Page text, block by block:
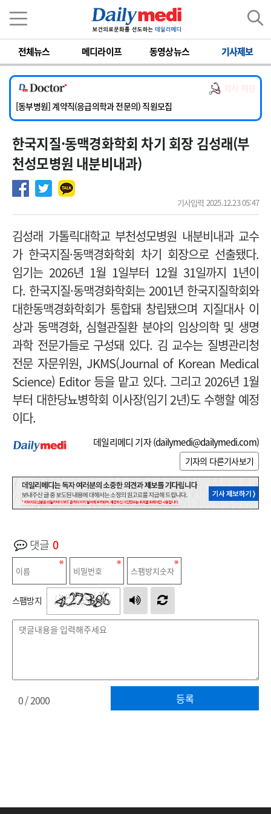
전체뉴스 메디라이프 동영상뉴스 기사제보
[서울아산병원] 2026년 하반기 인턴 모집
[영남대학교의료원] 마취통증의학과 임기제 임상의사 채용
[충남대학교병원] 소아청소년과(소아응급전담) 계약직 의사 공개채용
[동부병원] 계약직(응급의학과 전문의) 직원모집
[이대목동병원] 하반기 전공의(레지던트1년차) 모집
[서울아산병원] 2026년 하반기 인턴 모집
[영남대학교의료원] 마취통증의학과 임기제 임상의사 채용
한국지질·동맥경화학회 차기 회장 김성래(부
천성모병원 내분비내과)
기사입력 2025.12.23 05:47
김성래 가톨릭대학교 부천성모병원 내분비내과 교수
가 한국지질·동맥경화학회 차기 회장으로 선출됐다.
임기는 2026년 1월 1일부터 12월 31일까지 1년이
다. 한국지질·동맥경화학회는 2001년 한국지질학회와
대한동맥경화학회가 통합돼 창립됐으며 지질대사 이
상과 동맥경화, 심혈관질환 분야의 임상의학 및 생명
과학 전문가들로 구성돼 있다. 김 교수는 질병관리청
전문 자문위원, JKMS(Journal of Korean Medical
Science) Editor 등을 맡고 있다. 그리고 2026년 1월
부터 대한당뇨병학회 이사장(임기 2년)도 수행할 예정
이다.
데일리메디 기자 (dailymedi@dailymedi.com)
기자의 다른기사보기
댓글 0
스팸방지
등록
0/ 2000